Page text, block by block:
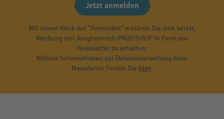
Jetzt anmelden
Mit einem Klick auf "Anmelden" erklären Sie sich bereit,
Werbung von Jungheinrich PROFISHOP in Form von
Newsletter zu erhalten.
Nähere Informationen zur Datenverarbeitung beim
Newsletter finden Sie hier.